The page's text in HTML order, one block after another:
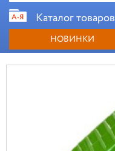
Каталог товаров
НОВИНКИ